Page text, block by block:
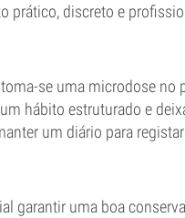
prático, discreto e
se uma microdose no
hábito estruturado e
um diário para
garantir uma boa